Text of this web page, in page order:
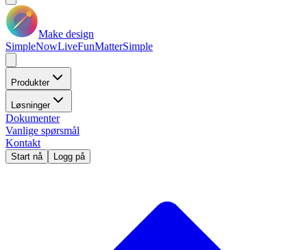
Make design
SimpleNowLiveFunMatterSimple
Produkter
Løsninger
Dokumenter
Vanlige spørsmål
Kontakt
Start nå Logg på